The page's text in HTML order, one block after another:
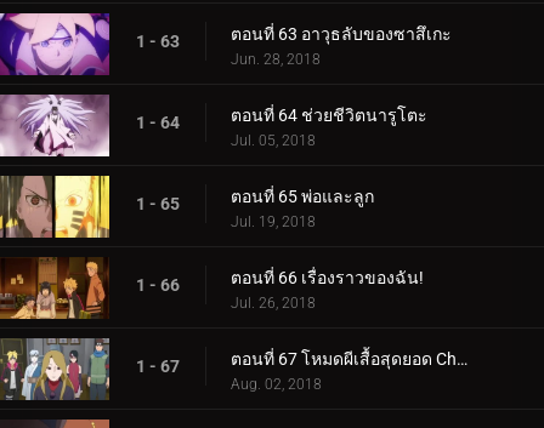
1 - 63 ตอนที่ 63 อาวุธลับของซาสึเกะ
Jun. 28, 2018
1 - 64 ตอนที่ 64 ช่วยชีวิตนารูโตะ
Jul. 05, 2018
1 - 65 ตอนที่ 65 พ่อและลูก
Jul. 19, 2018
1 - 66 ตอนที่ 66 เรื่องราวของฉัน!
Jul. 26, 2018
1 - 67 ตอนที่ 67 โหมดผีเสื้อสุดยอด Cho-Cho!
Aug. 02, 2018